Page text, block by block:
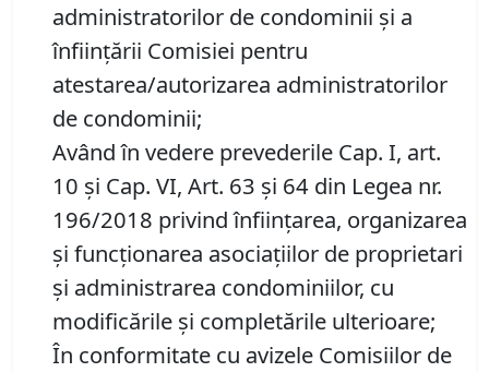
administratorilor de condominii şi a
înfiinţării Comisiei pentru
atestarea/autorizarea administratorilor
de condominii;
Având în vedere prevederile Cap. I, art.
10 şi Cap. VI, Art. 63 şi 64 din Legea nr.
196/2018 privind înfiinţarea, organizarea
şi funcţionarea asociaţiilor de proprietari
şi administrarea condominiilor, cu
modificările și completările ulterioare;
În conformitate cu avizele Comisiilor de